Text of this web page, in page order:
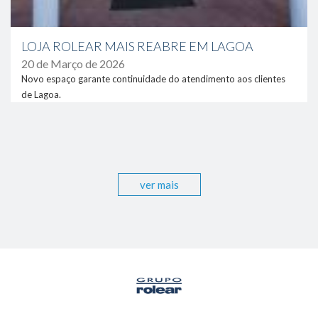
LOJA ROLEAR MAIS REABRE EM LAGOA
20 de Março de 2026
Novo espaço garante continuidade do atendimento aos clientes
de Lagoa.
ver mais